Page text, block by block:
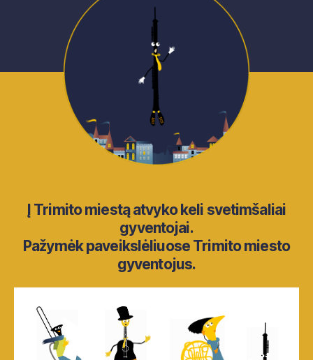
Į Trimito miestą atvyko keli svetimšaliai
gyventojai.
Pažymėk paveikslėliuose Trimito miesto
gyventojus.